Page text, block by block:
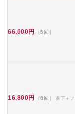
66,000円 （5回）
16,800円 （6回） 鼻下＋